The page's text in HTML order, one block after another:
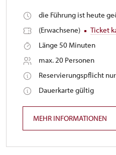
die Führung ist heute
(Erwachsene)
Ticket
Länge 50 Minuten
max. 20 Personen
Reservierungspflicht
Dauerkarte gültig
MEHR INFORMATIONEN